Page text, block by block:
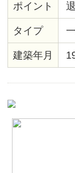
ポイント
タイプ
建築年月